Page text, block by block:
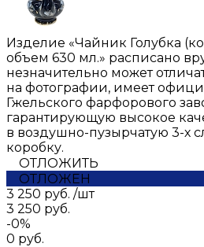
Изделие «Чайник Голубка
объем 630 мл.» расписано
незначительно может
на фотографии, имеет
Гжельского фарфорового
гарантирующую высокое
в воздушно-пузырчатую 3-х
коробку.
ОТЛОЖИТЬ
ОТЛОЖЕН
3 250 руб. /шт
3 250 руб.
-0%
0 руб.